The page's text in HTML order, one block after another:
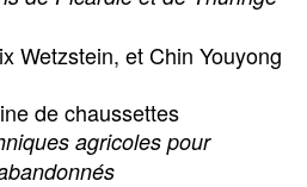
Wetzstein, et Chin Youyong
de chaussettes
agricoles pour